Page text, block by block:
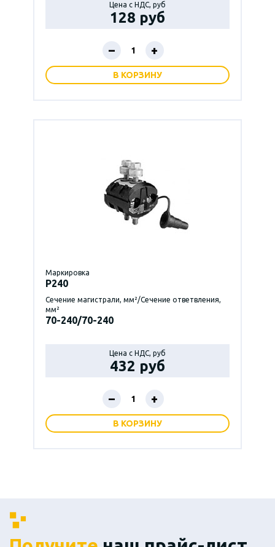
Цена с НДС, руб
128 руб
– +
В КОРЗИНУ
Маркировка
P240
Сечение магистрали, мм²/Сечение ответвления,
мм²
70-240/70-240
Цена с НДС, руб
432 руб
– +
В КОРЗИНУ